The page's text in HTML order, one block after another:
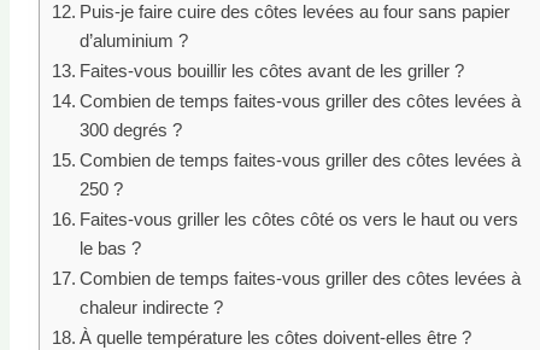
Puis-je faire cuire des côtes levées au four sans papier
d’aluminium ?
Faites-vous bouillir les côtes avant de les griller ?
Combien de temps faites-vous griller des côtes levées à
300 degrés ?
Combien de temps faites-vous griller des côtes levées à
250 ?
Faites-vous griller les côtes côté os vers le haut ou vers
le bas ?
Combien de temps faites-vous griller des côtes levées à
chaleur indirecte ?
À quelle température les côtes doivent-elles être ?